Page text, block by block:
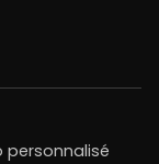
personnalisé